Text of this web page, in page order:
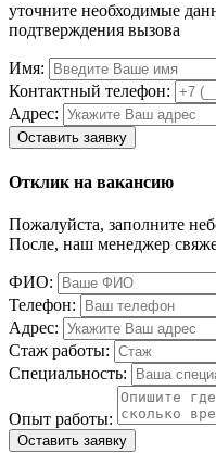
уточните необходимые
подтверждения вызова
Имя:
Контактный телефон:
Адрес:
Отклик на вакансию
Пожалуйста, заполните
После, наш менеджер
ФИО:
Телефон:
Адрес:
Стаж работы:
Специальность:
Опыт работы: